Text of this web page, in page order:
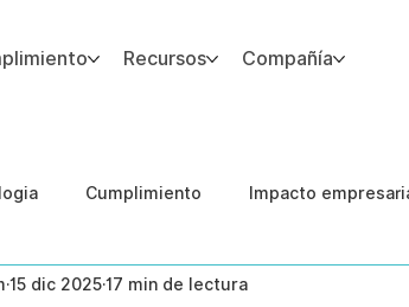
Recursos Compañía
Cumplimiento Impacto
IA Integridad del Capital Humano
15 dic 202517 min de lectura